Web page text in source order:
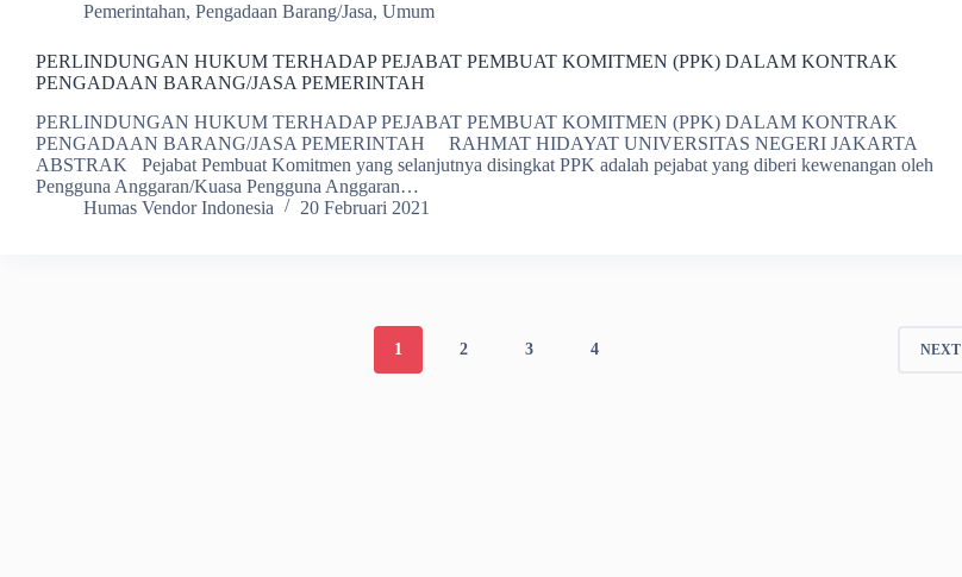
Pemerintahan, Pengadaan Barang/Jasa, Umum
PERLINDUNGAN HUKUM TERHADAP PEJABAT PEMBUAT KOMITMEN (PPK) DALAM KONTRAK
PENGADAAN BARANG/JASA PEMERINTAH
PERLINDUNGAN HUKUM TERHADAP PEJABAT PEMBUAT KOMITMEN (PPK) DALAM KONTRAK
PENGADAAN BARANG/JASA PEMERINTAH RAHMAT HIDAYAT UNIVERSITAS NEGERI JAKARTA
ABSTRAK Pejabat Pembuat Komitmen yang selanjutnya disingkat PPK adalah pejabat yang diberi kewenangan oleh
Pengguna Anggaran/Kuasa Pengguna Anggaran…
Humas Vendor Indonesia
20 Februari 2021
1 2 3 4 NEXT